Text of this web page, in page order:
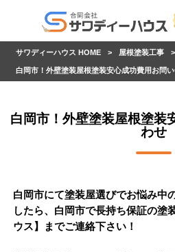
サワディーハウス HOME > 屋根塗装工事 >
白岡市！外壁塗装屋根塗装安心成功費用お問
白岡市！外壁塗装屋根塗装
わせ
白岡市にて塗装屋選びでお悩み中
したら、白岡市で長持ち保証の塗
ウス】までご連絡下さい！